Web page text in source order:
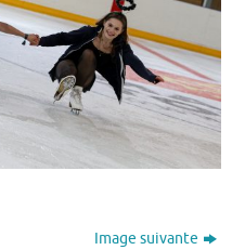
Image suivante